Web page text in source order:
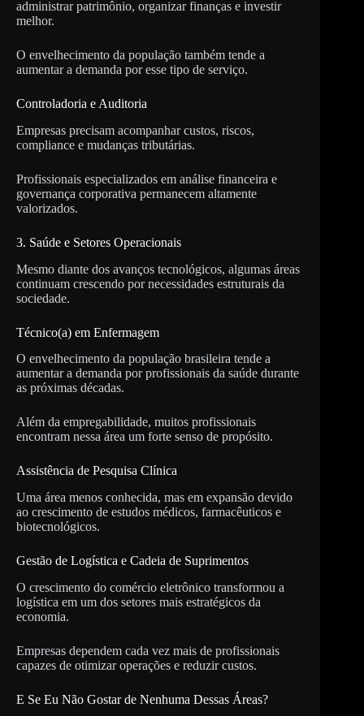
administrar patrimônio, organizar finanças e investir
melhor.
O envelhecimento da população também tende a
aumentar a demanda por esse tipo de serviço.
Controladoria e Auditoria
Empresas precisam acompanhar custos, riscos,
compliance e mudanças tributárias.
Profissionais especializados em análise financeira e
governança corporativa permanecem altamente
valorizados.
3. Saúde e Setores Operacionais
Mesmo diante dos avanços tecnológicos, algumas áreas
continuam crescendo por necessidades estruturais da
sociedade.
Técnico(a) em Enfermagem
O envelhecimento da população brasileira tende a
aumentar a demanda por profissionais da saúde durante
as próximas décadas.
Além da empregabilidade, muitos profissionais
encontram nessa área um forte senso de propósito.
Assistência de Pesquisa Clínica
Uma área menos conhecida, mas em expansão devido
ao crescimento de estudos médicos, farmacêuticos e
biotecnológicos.
Gestão de Logística e Cadeia de Suprimentos
O crescimento do comércio eletrônico transformou a
logística em um dos setores mais estratégicos da
economia.
Empresas dependem cada vez mais de profissionais
capazes de otimizar operações e reduzir custos.
E Se Eu Não Gostar de Nenhuma Dessas Áreas?